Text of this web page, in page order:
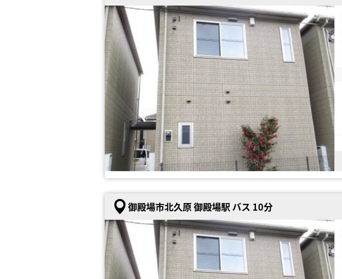
御殿場市北久原 御殿場駅 バス 10分